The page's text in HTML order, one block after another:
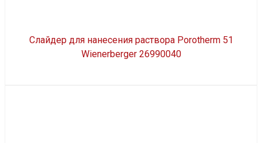
Слайдер для нанесения раствора Porotherm 51
Wienerberger 26990040